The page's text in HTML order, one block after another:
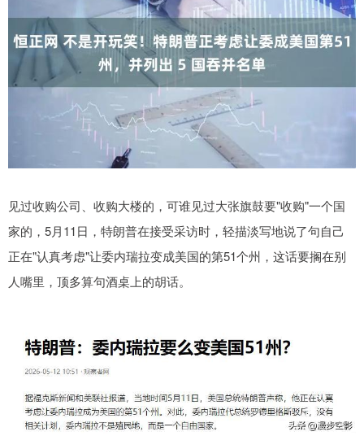
见过收购公司、收购大楼的，可谁见过大张旗鼓要"收购"一个国
家的，5月11日，特朗普在接受采访时，轻描淡写地说了句自己
正在"认真考虑"让委内瑞拉变成美国的第51个州，这话要搁在别
人嘴里，顶多算句酒桌上的胡话。